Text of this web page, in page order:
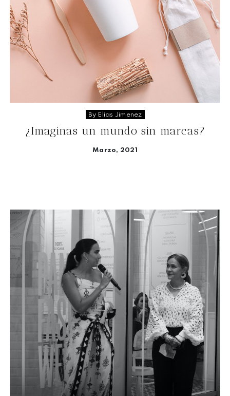
By Elias Jimenez
¿Imaginas un mundo sin marcas?
Marzo, 2021